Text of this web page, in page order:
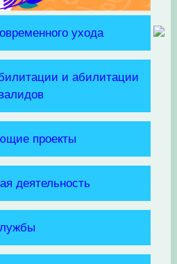
ухода
и абилитации
проекты
деятельность